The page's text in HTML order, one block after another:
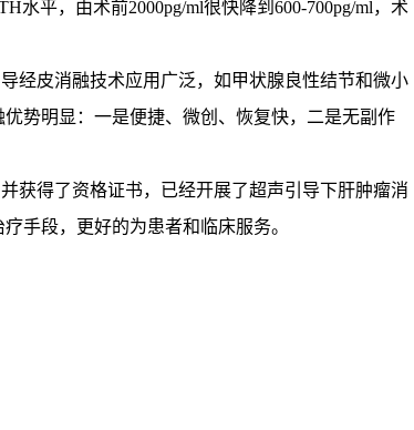
水平，由术前2000pg/ml很快降到600-700pg/ml，术
经皮消融技术应用广泛，如甲状腺良性结节和微小
势明显：一是便捷、微创、恢复快，二是无副作
获得了资格证书，已经开展了超声引导下肝肿瘤消
手段，更好的为患者和临床服务。